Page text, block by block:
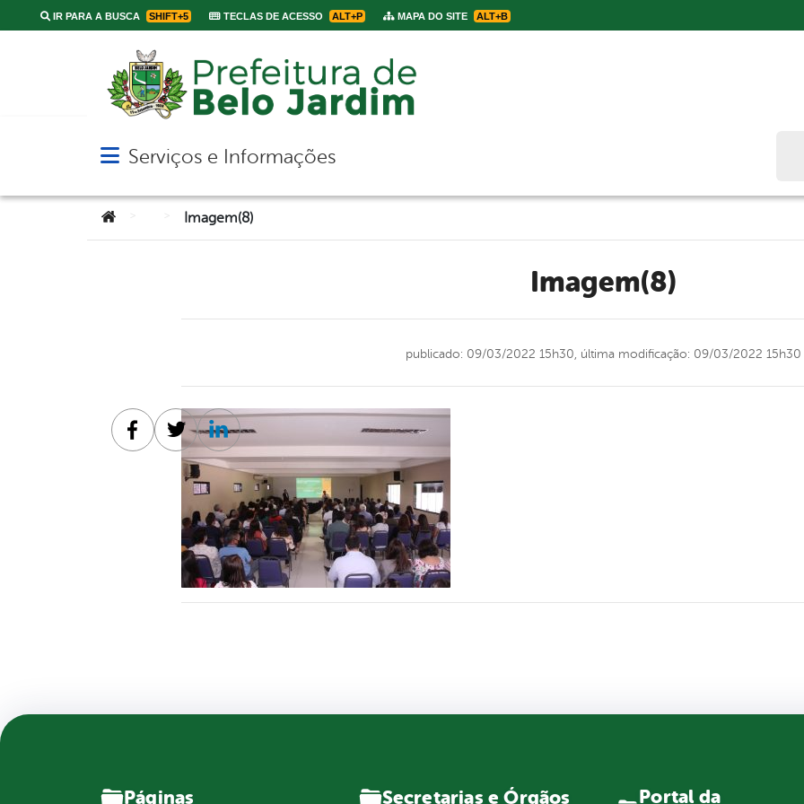
IR PARA A BUSCA SHIFT+5 TECLAS DE ACESSO ALT+P MAPA DO SITE ALT+B
Abrir menu principal de navegação
Serviços e Informações
Você está aqui:Imagem(8)
Imagem(8)
publicado: 09/03/2022 15h30, última modificação: 09/03/2022 15h30
Facebook
TwitterLinkedin
Páginas Secretarias e Órgãos
Portal da